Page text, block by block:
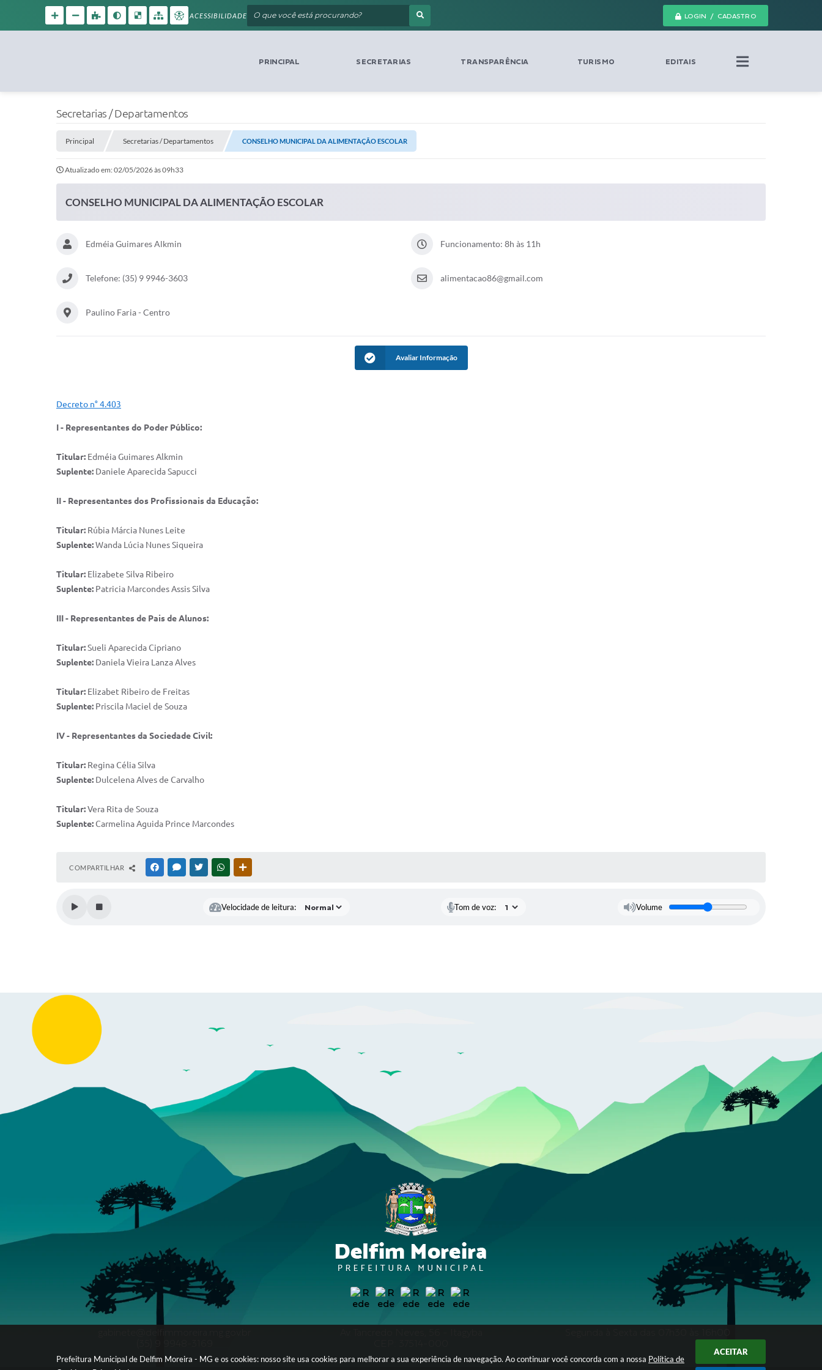
Prefeitura Municipal de Delfim Moreira - MG e os cookies: nosso site usa cookies para melhorar a sua experiência de navegação. Ao continuar você concorda com a nossa Política de
ACEITAR
LOGIN / CADASTRO
ACESSIBILIDADE
PRINCIPAL SECRETARIAS TRANSPARÊNCIA TURISMO EDITAIS
Secretarias / Departamentos
Principal Secretarias / Departamentos CONSELHO MUNICIPAL DA ALIMENTAÇÃO ESCOLAR
Atualizado em: 02/05/2026 às 09h33
CONSELHO MUNICIPAL DA ALIMENTAÇÃO ESCOLAR
Edméia Guimares Alkmin Funcionamento: 8h às 11h
Telefone: (35) 9 9946-3603 alimentacao86@gmail.com
Paulino Faria - Centro
Avaliar Informação
Decreto n° 4.403
I - Representantes do Poder Público:
Titular​: Edméia Guimares Alkmin
Suplente: Daniele Aparecida Sapucci
II - Representantes dos Profissionais da Educação:
Titular​: Rúbia Márcia Nunes Leite
Suplente:Wanda Lúcia Nunes Siqueira
Titular​: Elizabete Silva Ribeiro
Suplente: Patricia Marcondes Assis Silva
III - Representantes de Pais de Alunos:
Titular​:Sueli Aparecida Cipriano
Suplente: Daniela Vieira Lanza Alves
Titular​: Elizabet Ribeiro de Freitas
Suplente: Priscila Maciel de Souza
IV - Representantes da Sociedade Civil:
Titular​: Regina Célia Silva
Suplente: Dulcelena Alves de Carvalho
Titular​:Vera Rita de Souza
Suplente:Carmelina Aguida Prince Marcondes
COMPARTILHAR FACEBOOKMESSENGER
TWITTERWHATSAPP
Velocidade de leitura: Tom de voz: Volume